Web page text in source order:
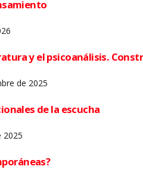
y el psicoanálisis.
de 2025
de la escucha
2025